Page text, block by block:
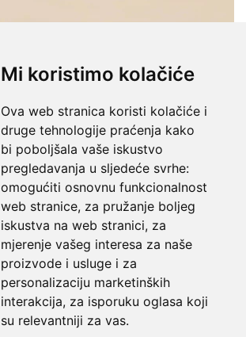
Mi koristimo kolačiće
Ova web stranica koristi kolačiće i
druge tehnologije praćenja kako
bi poboljšala vaše iskustvo
pregledavanja u sljedeće svrhe:
omogućiti osnovnu funkcionalnost
web stranice, za pružanje boljeg
iskustva na web stranici, za
mjerenje vašeg interesa za naše
proizvode i usluge i za
personalizaciju marketinških
interakcija, za isporuku oglasa koji
su relevantniji za vas.